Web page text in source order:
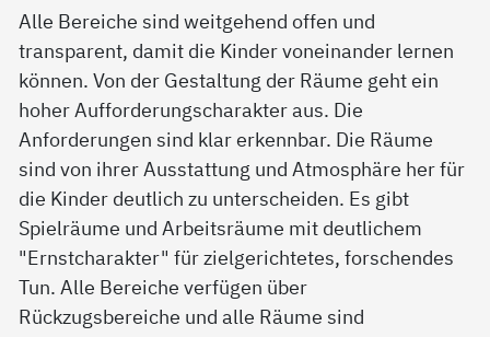
Alle Bereiche sind weitgehend offen und
transparent, damit die Kinder voneinander lernen
können. Von der Gestaltung der Räume geht ein
hoher Aufforderungscharakter aus. Die
Anforderungen sind klar erkennbar. Die Räume
sind von ihrer Ausstattung und Atmosphäre her für
die Kinder deutlich zu unterscheiden. Es gibt
Spielräume und Arbeitsräume mit deutlichem
"Ernstcharakter" für zielgerichtetes, forschendes
Tun. Alle Bereiche verfügen über
Rückzugsbereiche und alle Räume sind